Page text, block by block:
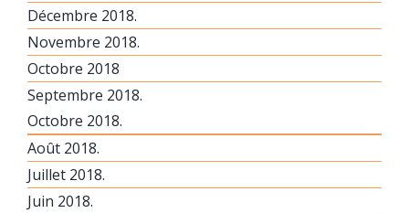
Décembre 2018.
Novembre 2018.
Octobre 2018
Septembre 2018.
Octobre 2018.
Août 2018.
Juillet 2018.
Juin 2018.